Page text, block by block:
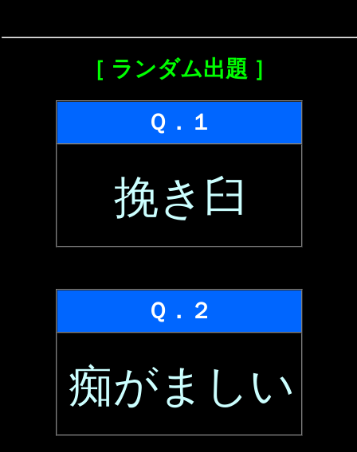
［ ランダム出題 ］
Ｑ．１
挽き臼
Ｑ．２
痴がましい